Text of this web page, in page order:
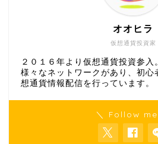
仮想通貨投資家
オオヒラ
２０１６年より仮想通貨投資参入
様々なネットワークがあり、初心
想通貨情報配信を行っています。
＼ Follow me